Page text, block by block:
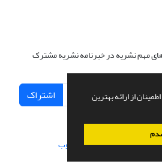
از ارائه بهترین
های مهم نشریه در خبرنامه نشریه مشترک
اشتراک
طراحی و پیاده سازی از سیناوب